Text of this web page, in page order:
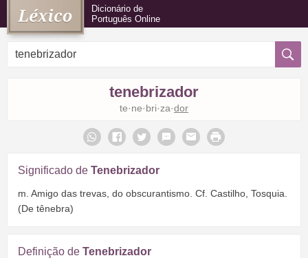
Dicionário de
Português Online
tenebrizador
te·ne·bri·za·dor
Significado de Tenebrizador
m. Amigo das trevas, do obscurantismo. Cf. Castilho, Tosquia.
(De tênebra)
Definição de Tenebrizador